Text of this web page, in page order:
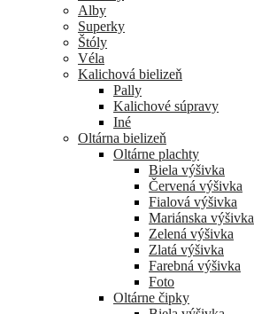
Alby
Superky
Štóly
Véla
Kalichová bielizeň
Pally
Kalichové súpravy
Iné
Oltárna bielizeň
Oltárne plachty
Biela výšivka
Červená výšivka
Fialová výšivka
Mariánska výšivka
Zelená výšivka
Zlatá výšivka
Farebná výšivka
Foto
Oltárne čipky